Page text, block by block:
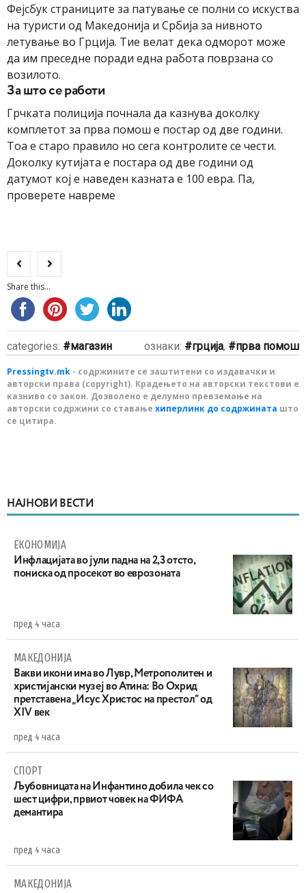
Фејсбук страниците за патување се полни со искуства
на туристи од Македонија и Србија за нивното
летување во Грција. Тие велат дека одморот може
да им преседне поради една работа поврзана со
возилото.
За што се работи
Грчката полиција почнала да казнува доколку
комплетот за прва помош е постар од две години.
Тоа е старо правило но сега контролите се чести.
Доколку кутијата е постара од две години од
датумот кој е наведен казната е 100 евра. Па,
проверете навреме
Share this...
categories: магазин ознаки: грција, прва помош
Pressingtv.mk - содржините се заштитени со издавачки и
авторски права (copyright). Крадењето на авторски текстови е
казниво со закон. Дозволено е делумно превземање на
авторски содржини со ставање хиперлинк до содржината што
се цитира.
НАЈНОВИ ВЕСТИ
ЕКОНОМИЈА
Инфлацијата во јули падна на 2,3 отсто,
пониска од просекот во еврозоната
пред 4 часа
МАКЕДОНИЈА
Вакви икони има во Лувр, Метрополитен и
христијански музеј во Атина: Во Охрид
претставена „Исус Христос на престол“ од
XIV век
пред 4 часа
СПОРТ
Љубовницата на Инфантино добила чек со
шест цифри, првиот човек на ФИФА
демантира
пред 4 часа
МАКЕДОНИЈА